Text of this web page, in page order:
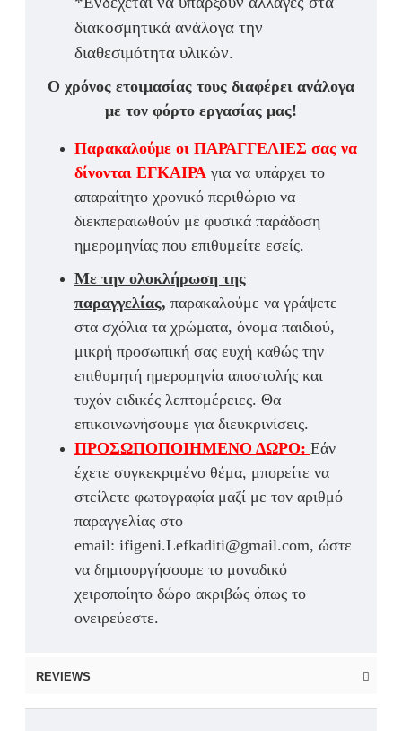
διακοσμητικά ανάλογα την
διαθεσιμότητα υλικών.
Ο χρόνος ετοιμασίας τους διαφέρει ανάλογα
με τον φόρτο εργασίας μας!
Παρακαλούμε οι ΠΑΡΑΓΓΕΛΙΕΣ σας να
δίνονται ΕΓΚΑΙΡΑ για να υπάρχει το
απαραίτητο χρονικό περιθώριο να
διεκπεραιωθούν με φυσικά παράδοση
ημερομηνίας που επιθυμείτε εσείς.
Με την ολοκλήρωση της
παραγγελίας, παρακαλούμε να γράψετε
στα σχόλια τα χρώματα, όνομα παιδιού,
μικρή προσωπική σας ευχή καθώς την
επιθυμητή ημερομηνία αποστολής και
τυχόν ειδικές λεπτομέρειες. Θα
επικοινωνήσουμε για διευκρινίσεις.
ΠΡΟΣΩΠΟΠΟΙΗΜΕΝΟ ΔΩΡΟ: Εάν
έχετε συγκεκριμένο θέμα, μπορείτε να
στείλετε φωτογραφία μαζί με τον αριθμό
παραγγελίας στο
email: ifigeni.Lefkaditi@gmail.com, ώστε
να δημιουργήσουμε το μοναδικό
χειροποίητο δώρο ακριβώς όπως το
ονειρεύεστε.
REVIEWS